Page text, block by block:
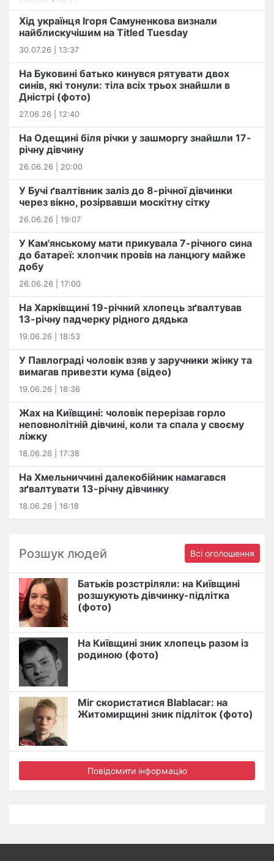
Хід українця Ігоря Самуненкова визнали
найблискучішим на Titled Tuesday
30.07.26 | 13:37
На Буковині батько кинувся рятувати двох
синів, які тонули: тіла всіх трьох знайшли в
Дністрі (фото)
27.06.26 | 12:40
На Одещині біля річки у зашморгу знайшли 17-
річну дівчину
26.06.26 | 20:00
У Бучі ґвалтівник заліз до 8-річної дівчинки
через вікно, розірвавши москітну сітку
26.06.26 | 19:07
У Кам'янському мати прикувала 7-річного сина
до батареї: хлопчик провів на ланцюгу майже
добу
26.06.26 | 17:00
На Харківщині 19-річний хлопець​ ️зґвалтував
13-річну падчерку рідного дядька
19.06.26 | 18:53
У Павлограді чоловік взяв у заручники жінку та
вимагав привезти кума (відео)
19.06.26 | 18:36
Жах на Київщині: чоловік перерізав горло
неповнолітній дівчині, коли та спала у своєму
ліжку
18.06.26 | 17:38
На Хмельниччині далекобійник намагався
зґвалтувати 13-річну дівчинку
18.06.26 | 16:18
Розшук людей Всі оголошення
Батьків розстріляли: на Київщині
розшукують дівчинку-підлітка
(фото)
На Київщині зник хлопець разом із
родиною (фото)
Міг скористатися Blablacar: на
Житомирщині зник підліток (фото)
Повідомити інформацію